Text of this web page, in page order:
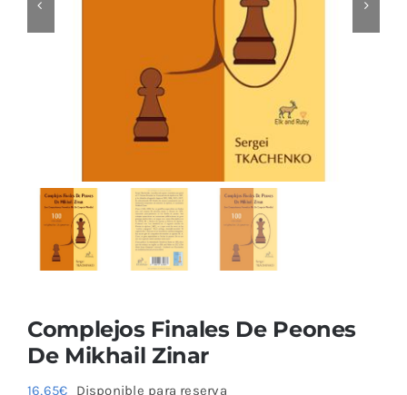
Blog
Complejos Finales De Peones
De Mikhail Zinar
16,65€ Disponible para reserva